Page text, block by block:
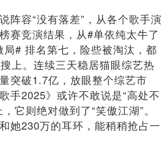
阵容“没有落差”，从各个歌手演
赛竞演结果，从#单依纯太牛了
# 排名第七，险些被淘汰，都
上。连续三天稳居猫眼综艺热
突破1.7亿，放眼整个综艺市
手2025》或许不敢说是“高处不
它则绝对做到了“笑傲江湖”。
她230万的耳环，能稍稍抢占一